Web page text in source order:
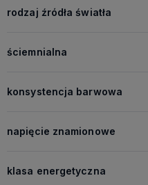
rodzaj źródła światła
ściemnialna
konsystencja barwowa
napięcie znamionowe
klasa energetyczna